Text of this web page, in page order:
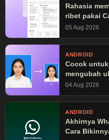
Rahasia
ribet pakai
05 Aug 2026
ANDROID
Cocok
mengubah
Canva
04 Aug 2026
ANDROID
Akhirnya
Cara